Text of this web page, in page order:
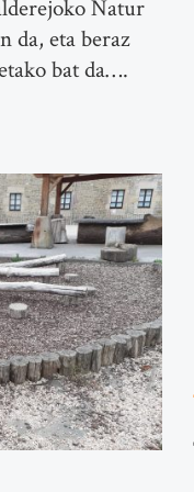
Natur
da, eta beraz
bat da….